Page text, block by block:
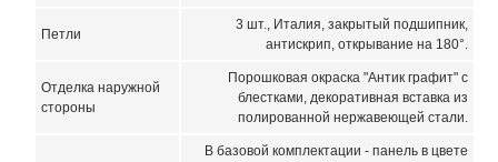
Петли
3 шт., Италия, закрытый подшипник,
антискрип, открывание на 180°.
Отделка наружной
стороны
Порошковая окраска "Антик графит" с
блестками, декоративная вставка из
полированной нержавеющей стали.
В базовой комплектации - панель в цвете